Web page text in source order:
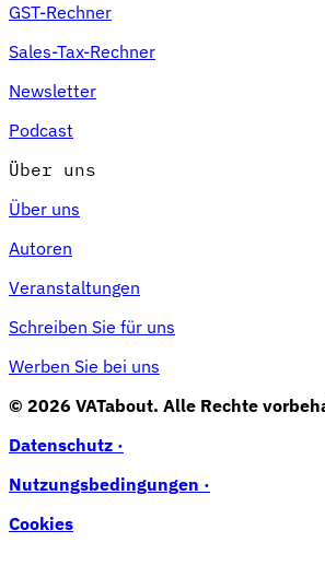
GST-Rechner
Sales-Tax-Rechner
Newsletter
Podcast
Über uns
Über uns
Autoren
Veranstaltungen
Schreiben Sie für uns
Werben Sie bei uns
© 2026 VATabout. Alle Rechte
Datenschutz ·
Nutzungsbedingungen ·
Cookies